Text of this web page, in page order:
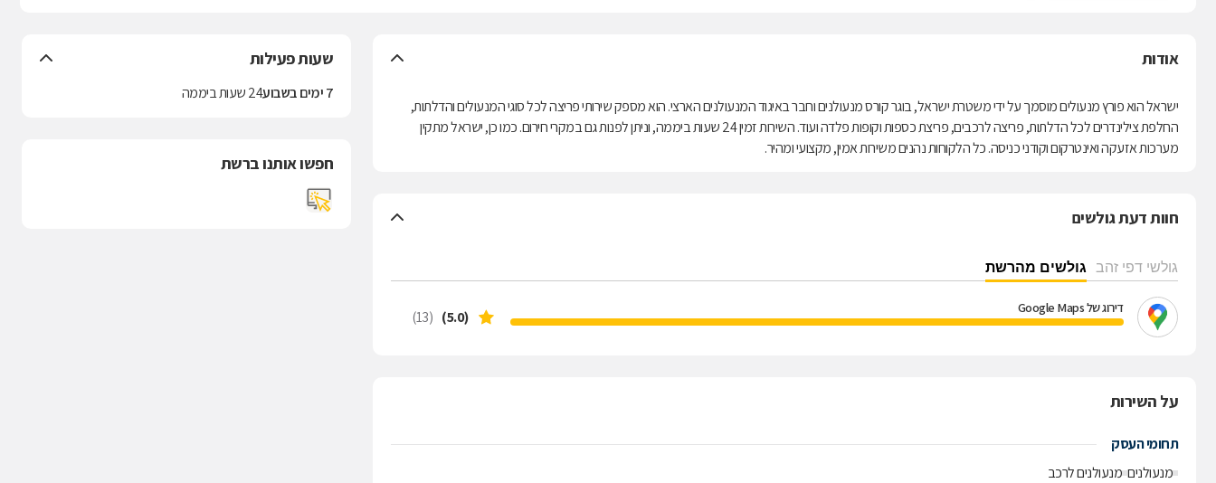
אודות
ישראל הוא פורץ מנעולים מוסמך על ידי משטרת ישראל, בוגר קורס מנעולנים וחבר באיגוד המנעולנים הארצי. הוא מספק שירותי פריצה לכל סוגי המנעולים והדלתות,
החלפת צילינדרים לכל הדלתות, פריצה לרכבים, פריצת כספות וקופות פלדה ועוד. השירות זמין 24 שעות ביממה, וניתן לפנות גם במקרי חירום. כמו כן, ישראל מתקין
מערכות אזעקה ואינטרקום וקודני כניסה. כל הלקוחות נהנים משירות אמין, מקצועי ומהיר.
חוות דעת גולשים
גולשי דפי זהב גולשים מהרשת
דירוג של Google Maps (5.0)
(13)
על השירות
תחומי העסק
מנעולנים מנעולנים לרכב
שעות פעילות
7 ימים בשבוע 24 שעות ביממה
חפשו אותנו ברשת